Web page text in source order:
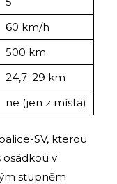
60 km/h
500 km
24,7–29 km
ne (jen z místa)
SV, kterou
osádkou v
stupněm